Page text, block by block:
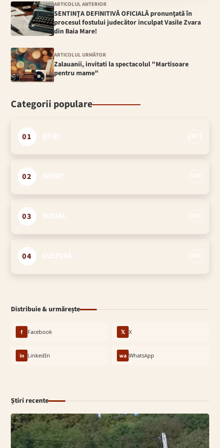
ARTICOLUL ANTERIOR
SENTINŢA DEFINITIVĂ OFICIALĂ pronunţată în
procesul fostului judecător inculpat Vasile Zvara
din Baia Mare!
ARTICOLUL URMĂTOR
Zalauanii, invitati la spectacolul "Martisoare
pentru mame"
Categorii populare
01
02
03
04
Distribuie & urmărește
f Facebook 𝕏 X
in LinkedIn wa WhatsApp
Știri recente